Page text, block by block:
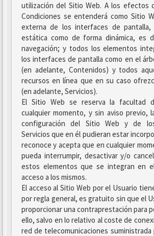
utilización del Sitio Web. A los efectos
Condiciones se entenderá como Sitio
externa de los interfaces de
estática como de forma dinámica, es
navegación; y todos los elementos
los interfaces de pantalla como en el
(en adelante, Contenidos) y todos
recursos en línea que en su caso
(en adelante, Servicios).
El Sitio Web se reserva la facultad
cualquier momento, y sin aviso previo,
configuración del Sitio Web y de
Servicios que en él pudieran estar
reconoce y acepta que en cualquier
pueda interrumpir, desactivar y/o
estos elementos que se integran en
acceso a los mismos.
El acceso al Sitio Web por el Usuario
por regla general, es gratuito sin que el
proporcionar una contraprestación para
ello, salvo en lo relativo al coste de
red de telecomunicaciones